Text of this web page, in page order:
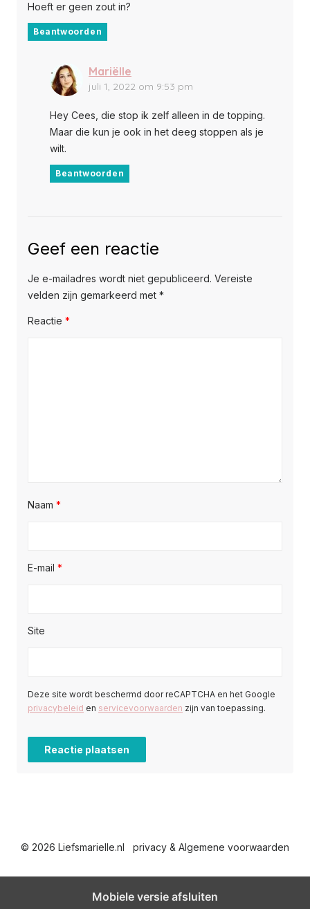
Hoeft er geen zout in?
Beantwoorden
Mariëlle
juli 1, 2022 om 9:53 pm
Hey Cees, die stop ik zelf alleen in de topping.
Maar die kun je ook in het deeg stoppen als je
wilt.
Beantwoorden
Geef een reactie
Je e-mailadres wordt niet gepubliceerd. Vereiste
velden zijn gemarkeerd met *
Reactie *
Naam *
E-mail *
Site
Deze site wordt beschermd door reCAPTCHA en het Google
privacybeleid en servicevoorwaarden zijn van toepassing.
© 2026 Liefsmarielle.nl privacy & Algemene voorwaarden
Mobiele versie afsluiten